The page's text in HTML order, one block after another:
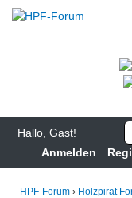
Hallo, Gast!
Anmelden
HPF-Forum › Holzpirat